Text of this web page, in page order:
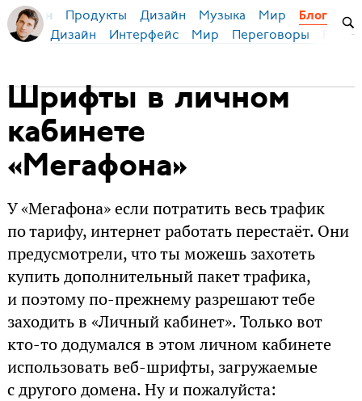
Бирман Продукты Дизайн Музыка Мир Блог
Дизайн Интерфейс Мир Переговоры
Шрифты в личном
кабинете
«Мегафона»
У «Мегафона» если потратить весь трафик
по тарифу, интернет работать перестаёт. Они
предусмотрели, что ты можешь захотеть
купить дополнительный пакет трафика,
и поэтому по-прежнему разрешают тебе
заходить в «Личный кабинет». Только вот
кто-то додумался в этом личном кабинете
использовать веб-шрифты, загружаемые
с другого домена. Ну и пожалуйста: